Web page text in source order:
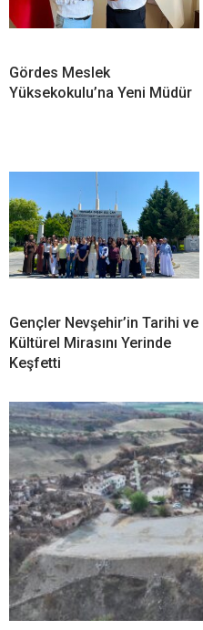
Gördes Meslek
Yüksekokulu’na Yeni Müdür
Gençler Nevşehir’in Tarihi ve
Kültürel Mirasını Yerinde
Keşfetti